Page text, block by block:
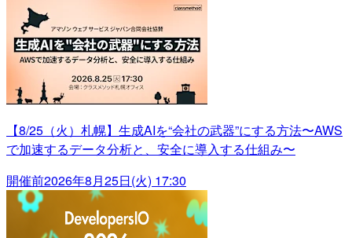
【8/25（火）札幌】生成AIを“会社の武器”にする方法〜AWS
で加速するデータ分析と、安全に導入する仕組み〜
開催前2026年8月25日(火) 17:30